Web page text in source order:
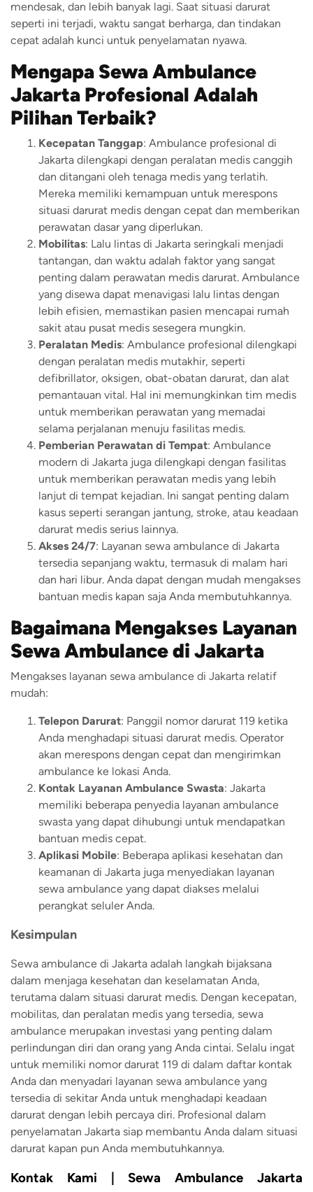
mendesak, dan lebih banyak lagi. Saat situasi darurat
seperti ini terjadi, waktu sangat berharga, dan tindakan
cepat adalah kunci untuk penyelamatan nyawa.
Mengapa Sewa Ambulance
Jakarta Profesional Adalah
Pilihan Terbaik?
Kecepatan Tanggap: Ambulance profesional di
Jakarta dilengkapi dengan peralatan medis canggih
dan ditangani oleh tenaga medis yang terlatih.
Mereka memiliki kemampuan untuk merespons
situasi darurat medis dengan cepat dan memberikan
perawatan dasar yang diperlukan.
Mobilitas: Lalu lintas di Jakarta seringkali menjadi
tantangan, dan waktu adalah faktor yang sangat
penting dalam perawatan medis darurat. Ambulance
yang disewa dapat menavigasi lalu lintas dengan
lebih efisien, memastikan pasien mencapai rumah
sakit atau pusat medis sesegera mungkin.
Peralatan Medis: Ambulance profesional dilengkapi
dengan peralatan medis mutakhir, seperti
defibrillator, oksigen, obat-obatan darurat, dan alat
pemantauan vital. Hal ini memungkinkan tim medis
untuk memberikan perawatan yang memadai
selama perjalanan menuju fasilitas medis.
Pemberian Perawatan di Tempat: Ambulance
modern di Jakarta juga dilengkapi dengan fasilitas
untuk memberikan perawatan medis yang lebih
lanjut di tempat kejadian. Ini sangat penting dalam
kasus seperti serangan jantung, stroke, atau keadaan
darurat medis serius lainnya.
Akses 24/7: Layanan sewa ambulance di Jakarta
tersedia sepanjang waktu, termasuk di malam hari
dan hari libur. Anda dapat dengan mudah mengakses
bantuan medis kapan saja Anda membutuhkannya.
Bagaimana Mengakses Layanan
Sewa Ambulance di Jakarta
Mengakses layanan sewa ambulance di Jakarta relatif
mudah:
Telepon Darurat: Panggil nomor darurat 119 ketika
Anda menghadapi situasi darurat medis. Operator
akan merespons dengan cepat dan mengirimkan
ambulance ke lokasi Anda.
Kontak Layanan Ambulance Swasta: Jakarta
memiliki beberapa penyedia layanan ambulance
swasta yang dapat dihubungi untuk mendapatkan
bantuan medis cepat.
Aplikasi Mobile: Beberapa aplikasi kesehatan dan
keamanan di Jakarta juga menyediakan layanan
sewa ambulance yang dapat diakses melalui
perangkat seluler Anda.
Kesimpulan
Sewa ambulance di Jakarta adalah langkah bijaksana
dalam menjaga kesehatan dan keselamatan Anda,
terutama dalam situasi darurat medis. Dengan kecepatan,
mobilitas, dan peralatan medis yang tersedia, sewa
ambulance merupakan investasi yang penting dalam
perlindungan diri dan orang yang Anda cintai. Selalu ingat
untuk memiliki nomor darurat 119 di dalam daftar kontak
Anda dan menyadari layanan sewa ambulance yang
tersedia di sekitar Anda untuk menghadapi keadaan
darurat dengan lebih percaya diri. Profesional dalam
penyelamatan Jakarta siap membantu Anda dalam situasi
darurat kapan pun Anda membutuhkannya.
Kontak Kami | Sewa Ambulance Jakarta